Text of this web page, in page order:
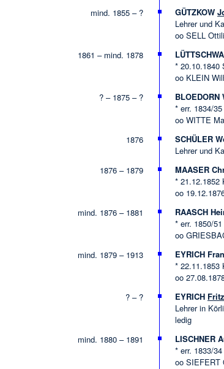
mind. 1855 – ?
GÜTZKOW
Lehrer und
oo SELL
1861 – mind. 1878
* 20.10.1840
oo KLEIN
? – 1875 – ?
BLOEDORN
* err. 1834/
oo WITTE
1876
SCHÜLER
Lehrer und
1876 – 1879
MAASER
* 21.12.1852
oo
mind. 1876 – 1881
RAASCH
* err. 1850/
oo
mind. 1879 – 1913
EYRICH
* 22.11.1853
oo
? – ?
EYRICH Fritz
Lehrer in
ledig
mind. 1880 – 1891
LISCHNER
* err. 1833/
oo SIEFERT